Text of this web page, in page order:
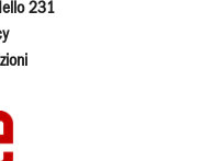
231